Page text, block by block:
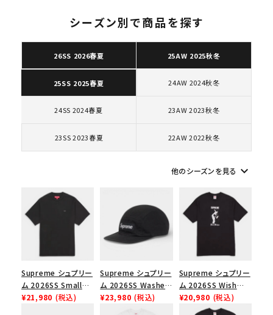
ショルダー・ウエストバッグ
ボックスロゴ ブラックスウェット
シーズンから探す
価格から探す
円 ～
ト
シーズン別で商品を探す
26SS 2026春夏 25AW 2025秋冬
25SS 2025春夏 24AW 2024秋冬
24SS 2024春夏 23AW 2023秋冬
23SS 2023春夏 22AW 2022秋冬
他のシーズンを見る keyboard_arrow_down
Supreme シュプリー
ム 2026SS Small
Box Tee スモールボ
¥21,980 (税込)
Supreme シュプリー
ム 2026SS Washed
Chino Twill Camp
¥23,980 (税込)
Supreme シュプリー
ム 2026SS Wish
Tee ウィッシュTシ
ャツ ブラック
¥20,980 (税込)